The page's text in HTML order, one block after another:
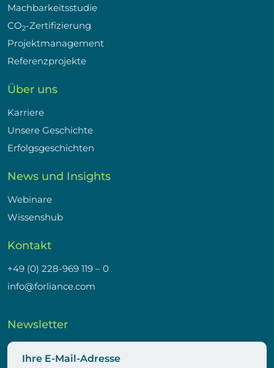
Machbarkeitsstudie
CO2-Zertifizierung
Projektmanagement
Referenzprojekte
Über uns
Karriere
Unsere Geschichte
Erfolgsgeschichten
News und Insights
Webinare
Wissenshub
Kontakt
+49 (0) 228-969 119 – 0
info@forliance.com
Newsletter